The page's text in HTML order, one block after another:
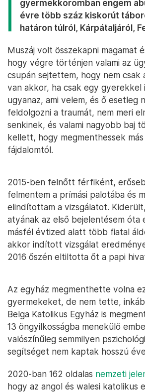
gyermekkoromban engem
évre több száz kiskorút
határon túlról, Kárpátaljáról,
Muszáj volt összekapni magamat
hogy végre történjen valami az
csupán sejtettem, hogy nem csak
van akkor, ha csak egy
ugyanaz, ami velem, és ő esetleg
feldolgozni a traumát, nem meri
senkinek, és valami nagyobb baj
kellett, hogy megmenthessek
fájdalomtól.
2015-ben felnőtt férfiként,
felmentem a prímási palotába és
elindítottam a vizsgálatot.
atyának az első bejelentésem óta
másfél évtized alatt több fiatal
akkor indított vizsgálat
2016 őszén eltiltotta őt a papi
Az egyház megmenthette volna
gyermekeket, de nem tette,
Belga Katolikus Egyház is
13 öngyilkosságba menekülő
valószínűleg semmilyen
segítséget nem kaptak hosszú
2020-ban 162 oldalas nemzeti
hogy az angol és walesi katolikus